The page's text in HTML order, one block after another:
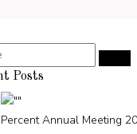
Posts
Percent Annual Meeting